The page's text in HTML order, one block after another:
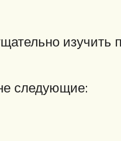
изучить
следующие: